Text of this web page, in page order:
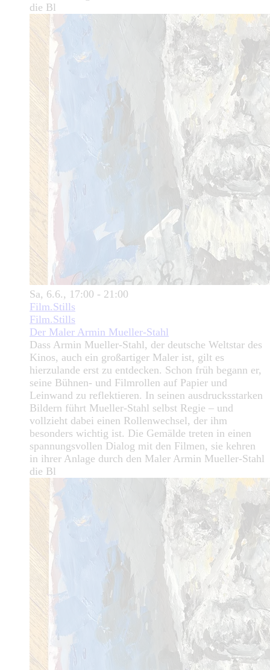
die Bl
Sa, 6.6., 17:00 - 21:00
Film.Stills
Film.Stills
Der Maler Armin Mueller-Stahl
Dass Armin Mueller-Stahl, der deutsche Weltstar des
Kinos, auch ein großartiger Maler ist, gilt es
hierzulande erst zu entdecken. Schon früh begann er,
seine Bühnen- und Filmrollen auf Papier und
Leinwand zu reflektieren. In seinen ausdrucksstarken
Bildern führt Mueller-Stahl selbst Regie – und
vollzieht dabei einen Rollenwechsel, der ihm
besonders wichtig ist. Die Gemälde treten in einen
spannungsvollen Dialog mit den Filmen, sie kehren
in ihrer Anlage durch den Maler Armin Mueller-Stahl
die Bl